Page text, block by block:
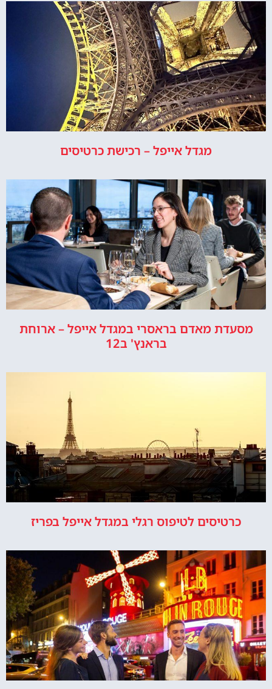
מגדל אייפל – רכישת כרטיסים
מסעדת מאדם בראסרי במגדל אייפל – ארוחת
בראנץ' ב12
כרטיסים לטיפוס רגלי במגדל אייפל בפריז